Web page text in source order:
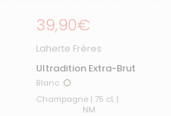
Prix régulier
39,90€
Laherte Frères
Ultradition Extra-Brut
Blanc Blanc
Champagne | 75 cL |
NM